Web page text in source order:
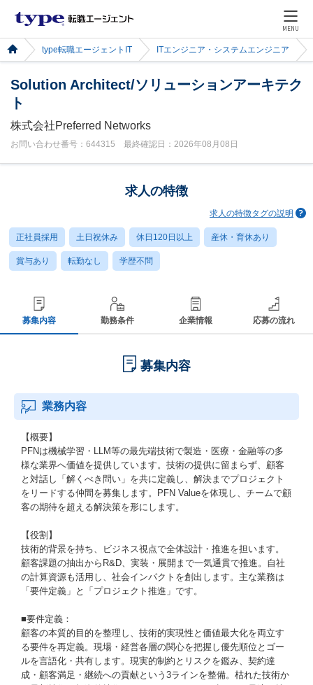
MENU
type転職エージェントIT ITエンジニア・システムエンジニア
Solution Architect/ソリューションアーキテク
ト
株式会社Preferred Networks
お問い合わせ番号：644315 最終確認日：2026年08月08日
求人の特徴
求人の特徴タグの説明
正社員採用 土日祝休み 休日120日以上 産休・育休あり
賞与あり 転勤なし 学歴不問
募集内容 勤務条件 企業情報 応募の流れ
募集内容
業務内容
【概要】
PFNは機械学習・LLM等の最先端技術で製造・医療・金融等の多
様な業界へ価値を提供しています。技術の提供に留まらず、顧客
と対話し「解くべき問い」を共に定義し、解決までプロジェクト
をリードする仲間を募集します。PFN Valueを体現し、チームで顧
客の期待を超える解決策を形にします。
【役割】
技術的背景を持ち、ビジネス視点で全体設計・推進を担います。
顧客課題の抽出からR&D、実装・展開まで一気通貫で推進。自社
の計算資源も活用し、社会インパクトを創出します。主な業務は
「要件定義」と「プロジェクト推進」です。
■要件定義：
顧客の本質的目的を整理し、技術的実現性と価値最大化を両立す
る要件を再定義。現場・経営各層の関心を把握し優先順位とゴー
ルを言語化・共有します。現実的制約とリスクを鑑み、契約達
成・顧客満足・継続への貢献という3ラインを整備。枯れた技術か